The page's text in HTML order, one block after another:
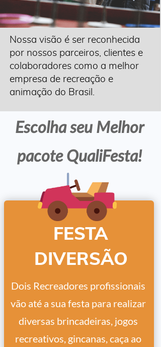
FESTA
DIVERSÃO
Dois Recreadores profissionais
vão até a sua festa para realizar
diversas brincadeiras, jogos
recreativos, gincanas, caça ao
Escolha seu Melhor
pacote QualiFesta!
Nossa visão é ser reconhecida
por nossos parceiros, clientes e
colaboradores como a melhor
empresa de recreação e
animação do Brasil.​​​​​​​